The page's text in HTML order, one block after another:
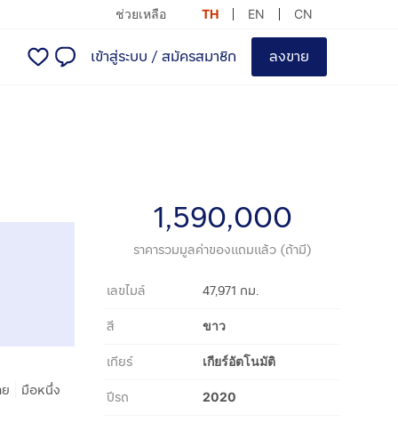
ช่วยเหลือ TH EN CN
เข้าสู่ระบบ / สมัครสมาชิก ลงขาย
มือหนึ่ง
1,590,000
ราคารวมมูลค่าของแถมแล้ว (ถ้ามี)
เลขไมล์
47,971 กม.
สี
ขาว
เกียร์ เกียร์อัตโนมัติ
ปีรถ 2020